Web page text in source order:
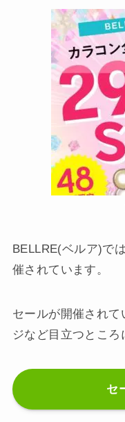
BELLRE(ベルア)で
催されています。
セールが開催され
ジなど目立つところ
セ